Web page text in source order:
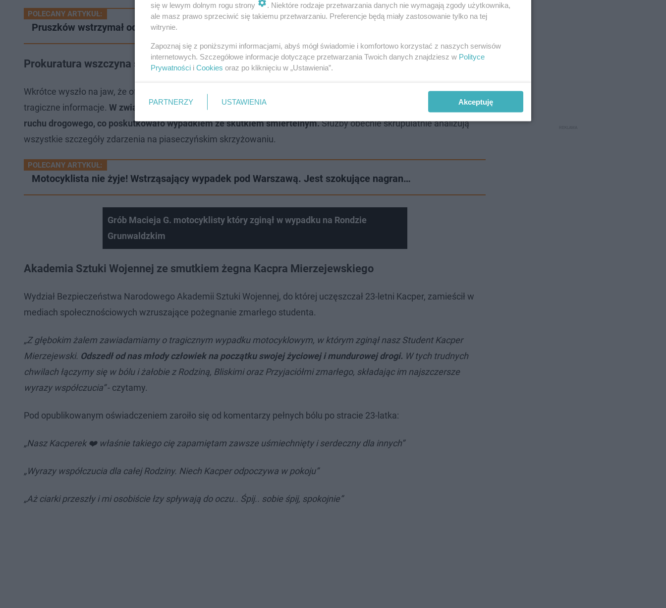
POLECANY ARTYKUŁ:
Pruszków wstrzymał oddech! Niebezpieczne znalezisko sparaliżowało część miasta
Prokuratura wszczyna śledztwo w sprawie śmierci motocyklisty
Wkrótce wyszło na jaw, że ofiarą jest 23-letni funkcjonariusz policji. Komenda Stołeczna Policji potwierdziła te
tragiczne informacje. W związku z wypadkiem prokuratura rozpoczęła dochodzenie pod kątem naruszenia zasad
ruchu drogowego, co poskutkowało wypadkiem ze skutkiem śmiertelnym.Służby obecnie skrupulatnie analizują
wszystkie szczegóły zdarzenia na piaseczyńskim skrzyżowaniu.
POLECANY ARTYKUŁ:
Motocyklista nie żyje! Wstrząsający wypadek pod Warszawą. Jest szokujące nagran…
Grób Macieja G. motocyklisty który zginął w wypadku na Rondzie
Grunwaldzkim
Akademia Sztuki Wojennej ze smutkiem żegna Kacpra Mierzejewskiego
Wydział Bezpieczeństwa Narodowego Akademii Sztuki Wojennej, do której uczęszczał 23-letni Kacper, zamieścił w
mediach społecznościowych wzruszające pożegnanie zmarłego studenta.
„Z głębokim żalem zawiadamiamy o tragicznym wypadku motocyklowym, w którym zginął nasz Student Kacper
Mierzejewski. Odszedł od nas młody człowiek na początku swojej życiowej i mundurowej drogi. W tych trudnych
chwilach łączymy się w bólu i żałobie z Rodziną, Bliskimi oraz Przyjaciółmi zmarłego, składając im najszczersze
wyrazy współczucia”- czytamy.
Pod opublikowanym oświadczeniem zaroiło się od komentarzy pełnych bólu po stracie 23-latka:
„Nasz Kacperek ❤️ właśnie takiego cię zapamiętam zawsze uśmiechnięty i serdeczny dla innych”
„Wyrazy współczucia dla całej Rodziny. Niech Kacper odpoczywa w pokoju”
„Aż ciarki przeszły i mi osobiście łzy spływają do oczu.. Śpij.. sobie śpij, spokojnie”
się w lewym dolnym rogu strony
. Niektóre rodzaje przetwarzania danych nie wymagają zgody użytkownika,
ale masz prawo sprzeciwić się takiemu przetwarzaniu. Preferencje będą miały zastosowanie tylko na tej
witrynie.
Zapoznaj się z poniższymi informacjami, abyś mógł świadomie i komfortowo korzystać z naszych serwisów
internetowych. Szczegółowe informacje dotyczące przetwarzania Twoich danych znajdziesz w Polityce
Prywatności i Cookies oraz po kliknięciu w „Ustawienia”.
PARTNERZY USTAWIENIA Akceptuję